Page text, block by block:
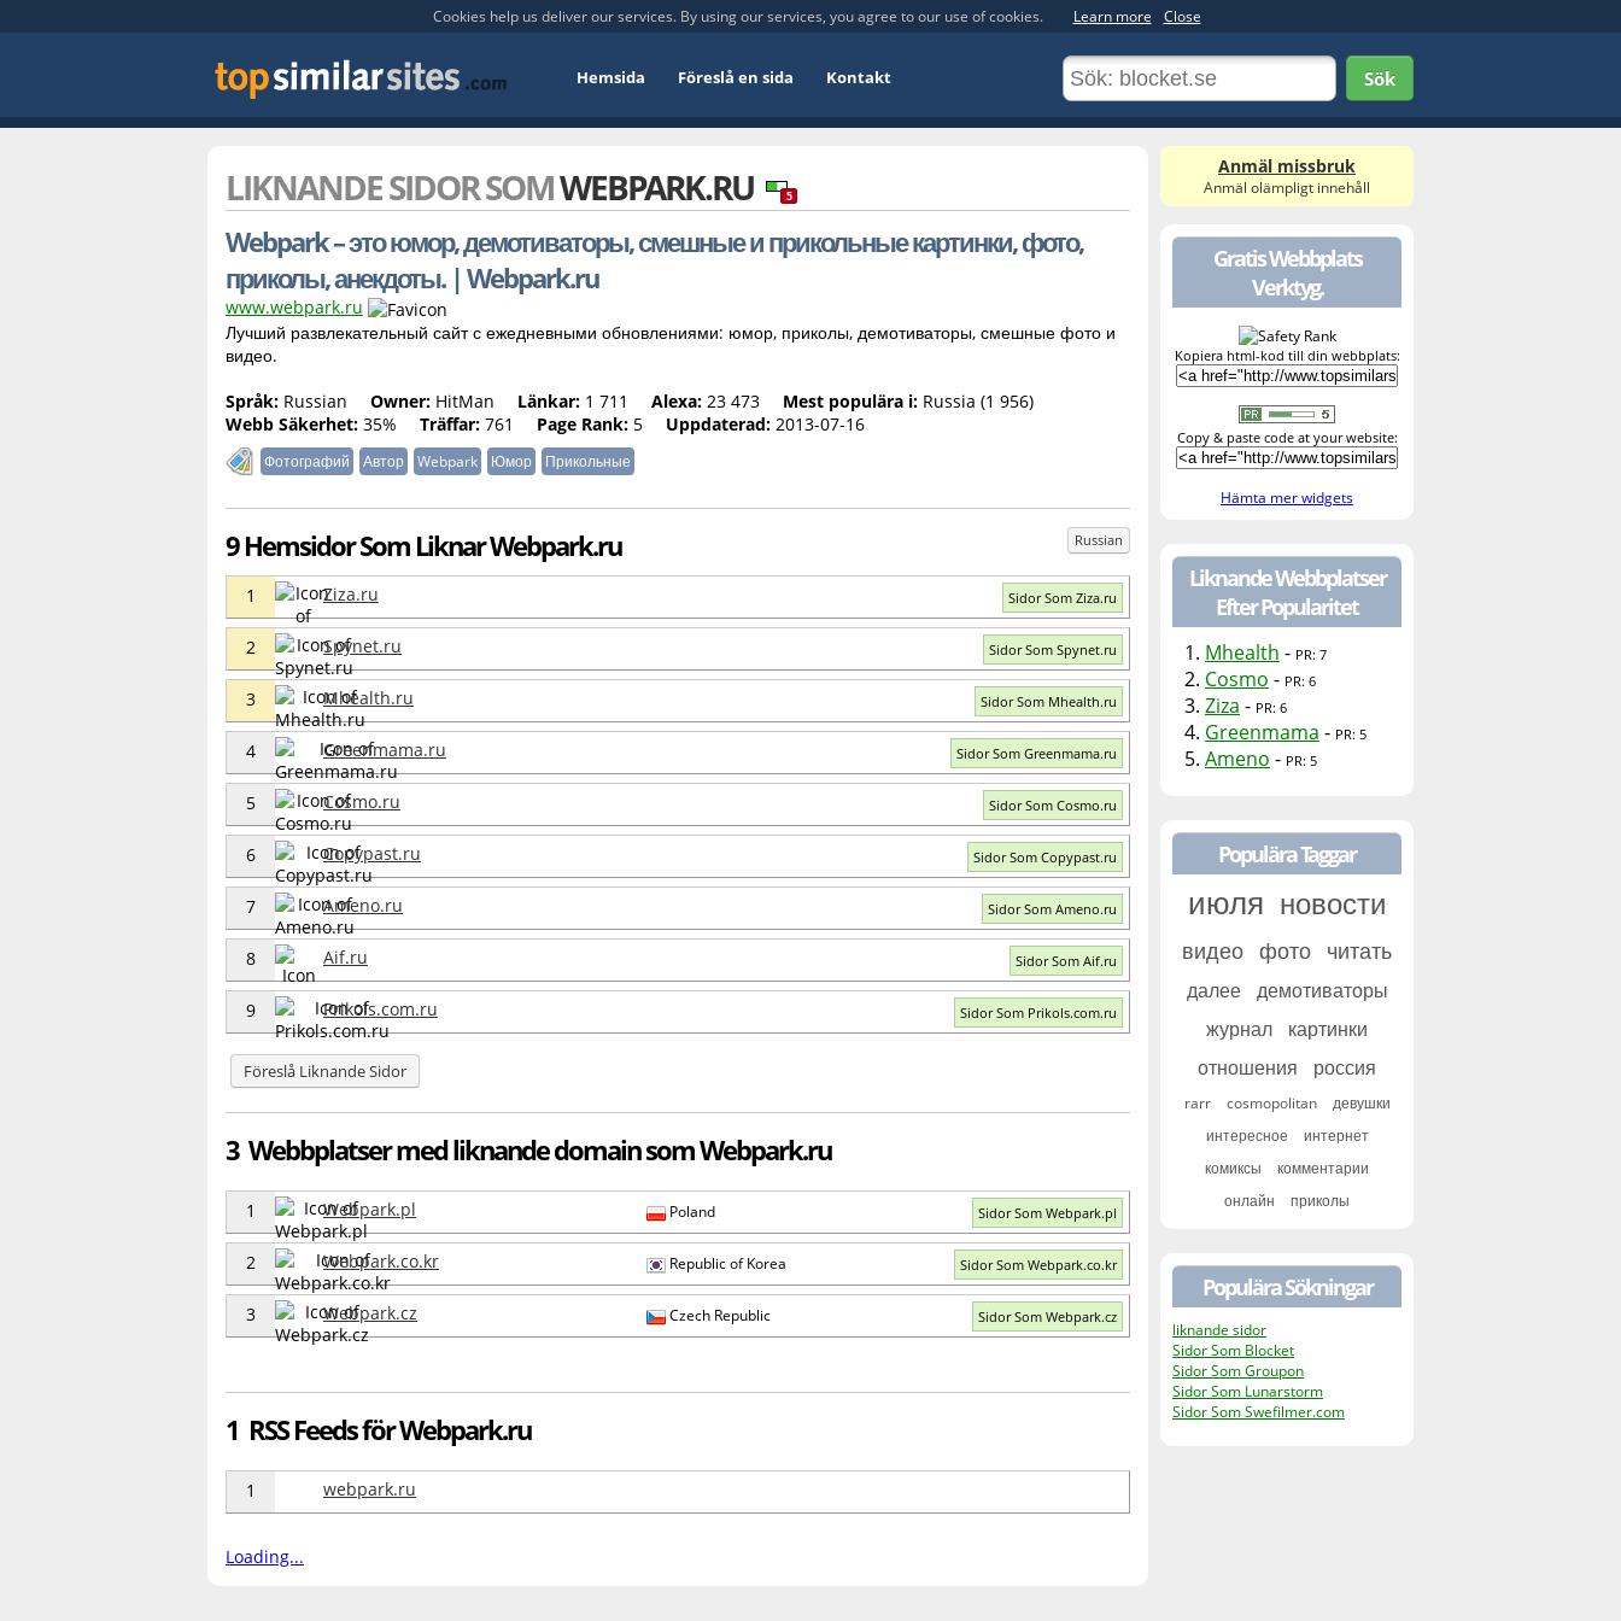
Cookies help us deliver our services. By using our services, you agree to our use of cookies. Learn more Close
Hemsida Föreslå en sida Kontakt Sök
LIKNANDE SIDOR SOMWEBPARK.RU 5
Webpark – это юмор, демотиваторы, смешные и прикольные картинки, фото,
приколы, анекдоты. | Webpark.ru
www.webpark.ru
Лучший развлекательный сайт с ежедневными обновлениями: юмор, приколы, демотиваторы, смешные фото и
видео.
Språk: Russian Owner: HitMan Länkar: 1 711 Alexa: 23 473 Mest populära i: Russia (1 956)
Webb Säkerhet: 35% Träffar: 761 Page Rank: 5 Uppdaterad: 2013-07-16
Фотографий Автор Webpark Юмор Прикольные
9 Hemsidor Som Liknar Webpark.ru Russian
1 Ziza.ru Sidor Som Ziza.ru
2 Spynet.ru Sidor Som Spynet.ru
3 Mhealth.ru Sidor Som Mhealth.ru
4 Greenmama.ru Sidor Som Greenmama.ru
5 Cosmo.ru Sidor Som Cosmo.ru
6 Copypast.ru Sidor Som Copypast.ru
7 Ameno.ru Sidor Som Ameno.ru
8 Aif.ru Sidor Som Aif.ru
9 Prikols.com.ru Sidor Som Prikols.com.ru
Föreslå Liknande Sidor
3 Webbplatser med liknande domain som Webpark.ru
1 Webpark.pl Poland Sidor Som Webpark.pl
2 Webpark.co.kr Republic of Korea Sidor Som Webpark.co.kr
3 Webpark.cz Czech Republic Sidor Som Webpark.cz
1 RSS Feeds för Webpark.ru
1 webpark.ru
Loading...
Anmäl missbruk
Anmäl olämpligt innehåll
Gratis Webbplats
Verktyg.
Kopiera html-kod till din webbplats:
Copy & paste code at your website:
Hämta mer widgets
Liknande Webbplatser
Efter Popularitet
1. Mhealth - PR: 7
2. Cosmo - PR: 6
3. Ziza - PR: 6
4. Greenmama - PR: 5
5. Ameno - PR: 5
Populära Taggar
июля новости
видео фото читать
далее
демотиваторы
журнал
картинки
отношения
россия
rarr cosmopolitan
девушки
интересное
интернет
комиксы
комментарии
онлайн
приколы
Populära Sökningar
liknande sidor
Sidor Som Blocket
Sidor Som Groupon
Sidor Som Lunarstorm
Sidor Som Swefilmer.com